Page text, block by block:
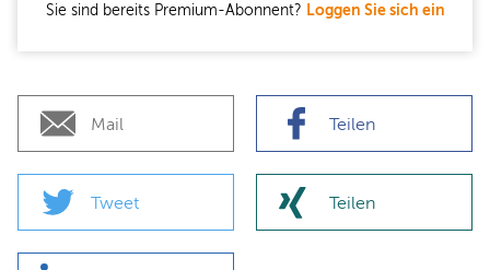
Sie sind bereits Premium-Abonnent? Loggen Sie sich ein
Mail Teilen
Tweet Teilen